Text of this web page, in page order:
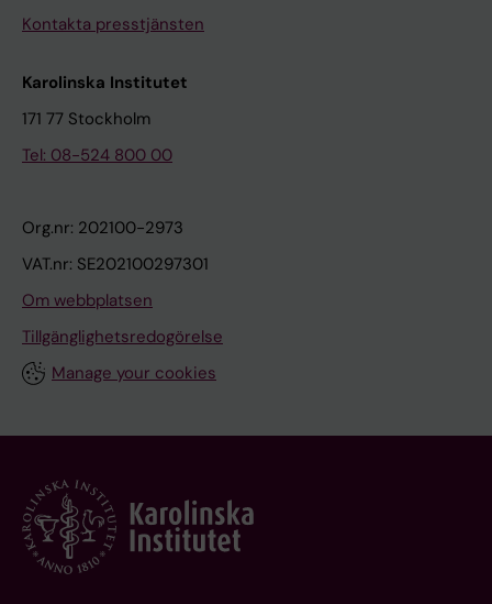
Kontakta presstjänsten
Karolinska Institutet
171 77 Stockholm
Tel: 08-524 800 00
Org.nr: 202100-2973
VAT.nr: SE202100297301
Om webbplatsen
Tillgänglighetsredogörelse
Manage your cookies